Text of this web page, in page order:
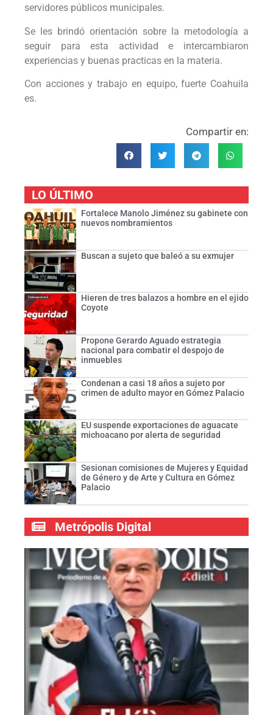
servidores públicos municipales.
Se les brindó orientación sobre la metodología a
seguir para esta actividad e intercambiaron
experiencias y buenas practicas en la materia.
Con acciones y trabajo en equipo, fuerte Coahuila
es.
Compartir en:
LO ÚLTIMO
Fortalece Manolo Jiménez su gabinete con
nuevos nombramientos
Buscan a sujeto que baleó a su exmujer
Hieren de tres balazos a hombre en el ejido
Coyote
Propone Gerardo Aguado estrategia
nacional para combatir el despojo de
inmuebles
Condenan a casi 18 años a sujeto por
crimen de adulto mayor en Gómez Palacio
EU suspende exportaciones de aguacate
michoacano por alerta de seguridad
Sesionan comisiones de Mujeres y Equidad
de Género y de Arte y Cultura en Gómez
Palacio
Metrópolis Digital